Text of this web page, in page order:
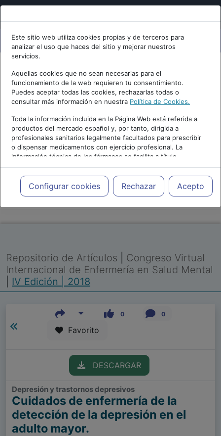
Este sitio web utiliza cookies propias y de terceros para
analizar el uso que haces del sitio y mejorar nuestros
servicios.
Aquellas cookies que no sean necesarias para el
funcionamiento de la web requieren tu consentimiento.
Puedes aceptar todas las cookies, rechazarlas todas o
consultar más información en nuestra Política de Cookies.
Toda la información incluida en la Página Web está referida a
productos del mercado español y, por tanto, dirigida a
profesionales sanitarios legalmente facultados para prescribir
o dispensar medicamentos con ejercicio profesional. La
información técnica de los fármacos se facilita a título
meramente informativo, siendo responsabilidad de los
profesionales facultados prescribir medicamentos y decidir, en
cada caso concreto, el tratamiento más adecuado a las
necesidades del paciente.
Configurar cookies Rechazar Acepto
PUBLICIDAD
Repositorio de Artículos
Congreso Virtual
Internacional de Enfermería en Salud Mental
IV Edición | 2018
0 0
Favorito
DESCARGAR
Depresión y trastornos depresivos
Cuidados de enfermería de la
detección de la depresión en el
adulto mayor.